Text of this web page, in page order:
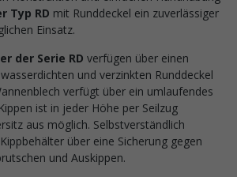
Typ RD mit Runddeckel ein zuverlässiger
Einsatz.
der Serie RD verfügen über einen
und verzinkten Runddeckel
verfügt über ein umlaufendes
ist in jeder Höhe per Seilzug
aus möglich. Selbstverständlich
über eine Sicherung gegen
und Auskippen.